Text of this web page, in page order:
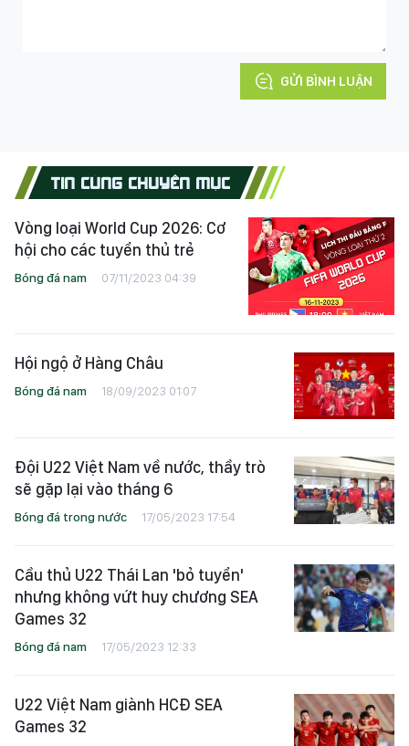
GỬI BÌNH LUẬN
TIN CÙNG CHUYÊN MỤC
Vòng loại World Cup 2026: Cơ
hội cho các tuyển thủ trẻ
Bóng đá nam 07/11/2023 04:39
Hội ngộ ở Hàng Châu
Bóng đá nam 18/09/2023 01:07
Đội U22 Việt Nam về nước, thầy trò
sẽ gặp lại vào tháng 6
Bóng đá trong nước 17/05/2023 17:54
Cầu thủ U22 Thái Lan 'bỏ tuyển'
nhưng không vứt huy chương SEA
Games 32
Bóng đá nam 17/05/2023 12:33
U22 Việt Nam giành HCĐ SEA
Games 32